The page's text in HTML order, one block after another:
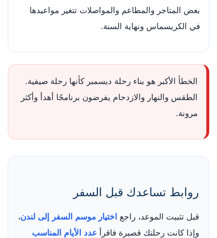
بعض المتاجر والمطاعم والمواصلات تتغير مواعيدها
في الكريسماس ونهاية السنة.
الخطأ الأكبر هو بناء رحلة ديسمبر كأنها رحلة صيفية.
الطقس والنهار والازدحام يفرضون برنامجًا أهدأ وأكثر
مرونة.
روابط تساعدك قبل السفر
قبل تثبيت الموعد، راجع اختيار موسم السفر إلى لندن،
وإذا كانت رحلتك قصيرة فاقرأ عدد الأيام المناسب